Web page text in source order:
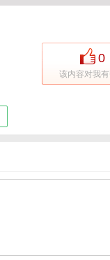
0
该内容对我